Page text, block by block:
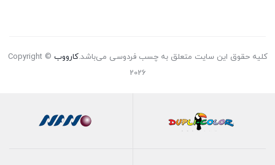
کلیه حقوق این سایت متعلق به چسب فردوسی می‌باشد.کارووب Copyright ©
2026